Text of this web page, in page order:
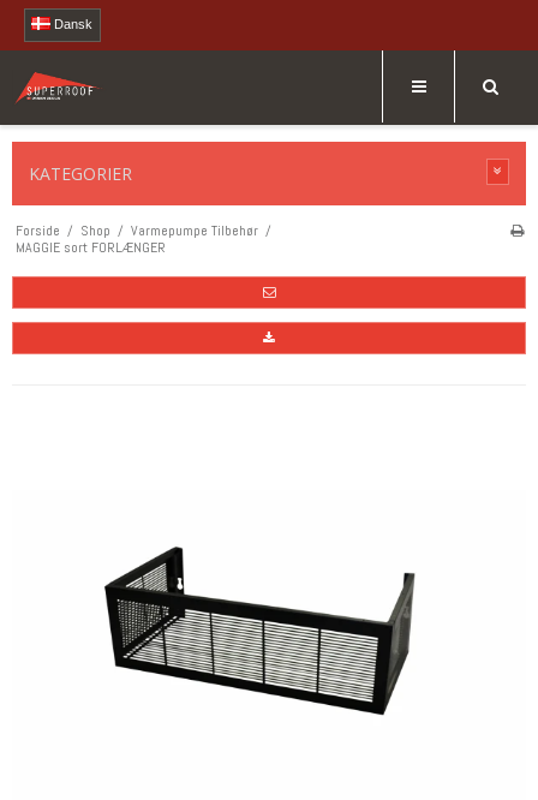
Dansk
KATEGORIER
Forside / Shop / Varmepumpe Tilbehør /
MAGGIE sort FORLÆNGER